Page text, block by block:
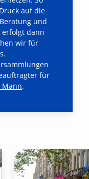
auf die
und
dann
wir für
für
Mann.